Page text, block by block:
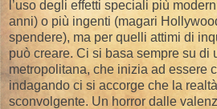
l’uso degli effetti speciali più
anni) o più ingenti (magari
spendere), ma per quelli attimi di
può creare. Ci si basa sempre su di
metropolitana, che inizia ad essere
indagando ci si accorge che la
sconvolgente. Un horror dalle